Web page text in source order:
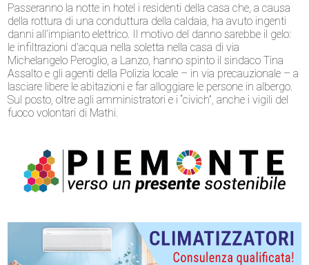
Passeranno la notte in hotel i residenti della casa che, a causa
della rottura di una conduttura della caldaia, ha avuto ingenti
danni all’impianto elettrico. Il motivo del danno sarebbe il gelo:
le infiltrazioni d’acqua nella soletta nella casa di via
Michelangelo Peroglio, a Lanzo, hanno spinto il sindaco Tina
Assalto e gli agenti della Polizia locale – in via precauzionale – a
lasciare libere le abitazioni e far alloggiare le persone in albergo.
Sul posto, oltre agli amministratori e i “civich”, anche i vigili del
fuoco volontari di Mathi.